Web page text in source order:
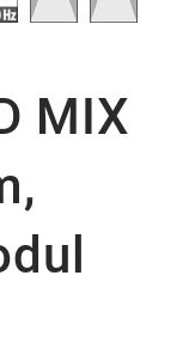
MIX